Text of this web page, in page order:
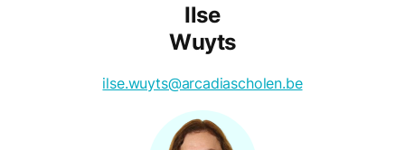
Ilse
Wuyts
ilse.wuyts@arcadiascholen.be